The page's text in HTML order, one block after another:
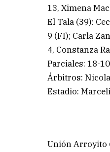
13, Ximena
El Tala (39):
9 (FI); Carla
4, Constanza
Parciales: 18-
Árbitros:
Estadio:
Unión Arroyito